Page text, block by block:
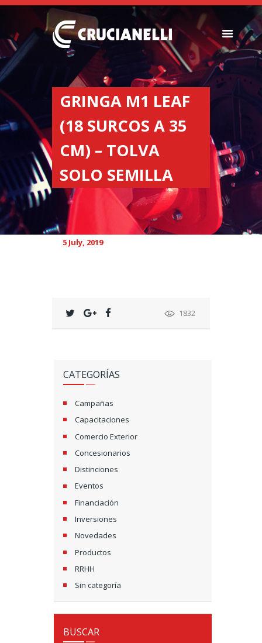
GRINGA M1 LEAF
(18 SURCOS A 35
CM) – TOLVA
SOLO SEMILLA
SEEDERS
FERTILIZER
SPREADERS
ABOUT US
DEALERSHIPS
NEWS
COMPANY
CONTACT
5 July, 2019
1832
CATEGORÍAS
Campañas
Capacitaciones
Comercio Exterior
Concesionarios
Distinciones
Eventos
Financiación
Inversiones
Novedades
Productos
RRHH
Sin categoría
BUSCAR